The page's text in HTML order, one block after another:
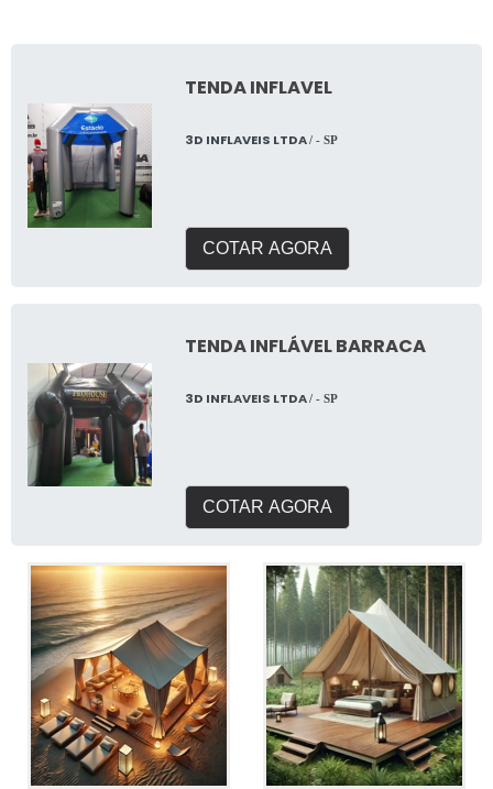
TENDA INFLAVEL
3D INFLAVEIS LTDA/ - SP
COTAR AGORA
TENDA INFLÁVEL BARRACA
3D INFLAVEIS LTDA/ - SP
COTAR AGORA